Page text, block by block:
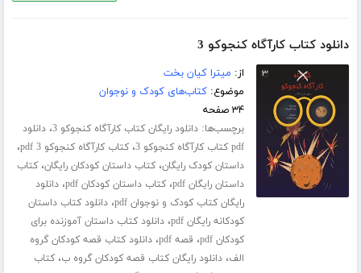
دانلود کتاب کارآگاه کنجوکو 3
از: میترا کیان بخت
موضوع:کتاب‌های کودک و نوجوان
۳۴ صفحه
برچسب‌ها:دانلود رایگان کتاب کارآگاه کنجوکو 3 ،دانلود
pdf کتاب کارآگاه کنجوکو 3
،کتاب کارآگاه کنجوکو 3 pdf ،
داستان کودک رایگان،کتاب داستان کودکان رایگان،کتاب
داستان رایگان pdf
،کتاب داستان کودکان pdf ،دانلود
رایگان کتاب کودک و نوجوان pdf
،دانلود کتاب داستان
کودکانه رایگان pdf
،دانلود کتاب داستان آموزنده برای
کودکان pdf
، قصه pdf ،دانلود کتاب قصه کودکان گروه
الف،دانلود رایگان کتاب قصه کودکان گروه ب،کتاب